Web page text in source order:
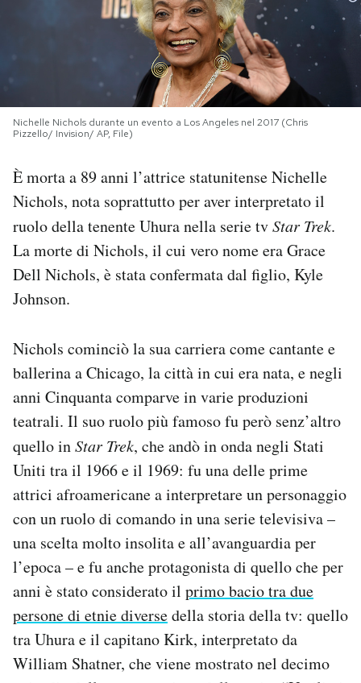
NEWSLETTER
I MIEI PREFERITI
SHOP
CALENDARIO
AREA PERSONALE
Newsletter
Notifiche mobile
Regala il Post
Hai bisogno di aiuto?
Nichelle Nichols durante un evento a Los Angeles nel 2017 (Chris
Pizzello/ Invision/ AP, File)
È morta a 89 anni l’attrice statunitense Nichelle
Nichols, nota soprattutto per aver interpretato il
ruolo della tenente Uhura nella serie tvStar Trek.
La morte di Nichols, il cui vero nome era Grace
Dell Nichols, è stata confermata dal figlio, Kyle
Johnson.
Nichols cominciò la sua carriera come cantante e
ballerina a Chicago, la città in cui era nata, e negli
anni Cinquanta comparve in varie produzioni
teatrali. Il suo ruolo più famoso fu però senz’altro
quello inStar Trek, che andò in onda negli Stati
Uniti tra il 1966 e il 1969: fu una delle prime
attrici afroamericane a interpretare un personaggio
con un ruolo di comando in una serie televisiva –
una scelta molto insolita e all’avanguardia per
l’epoca – e fu anche protagonista di quello che per
anni è stato considerato il primo bacio tra due
persone di etnie diversedella storia della tv: quello
tra Uhura e il capitano Kirk, interpretato da
William Shatner, che viene mostrato nel decimo